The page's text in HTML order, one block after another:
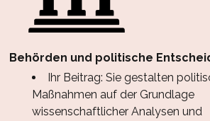
Behörden und politische
Ihr Beitrag: Sie gestalten
Maßnahmen auf der Grundlage
wissenschaftlicher Analysen und